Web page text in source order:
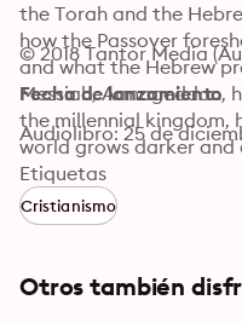
the Torah and the
how the Passover
and what the Hebrew
Messiah, Armageddon,
the millennial kingdom,
world grows darker and
sense of impending
what to expect during
firm in Christ even in
© 2018 Tantor Media
Fecha de lanzamiento
Audiolibro: 25 de
Etiquetas
Cristianismo
Otros también